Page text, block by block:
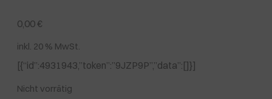
0,00€
inkl. 20 % MwSt.
[{“id”:4931943,”token”:”9JZP9P”,”data”:[]}]
Nicht vorrätig